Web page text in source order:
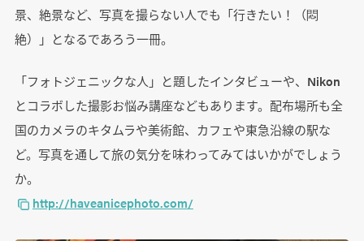
景、絶景など、写真を撮らない人でも「行きたい！（悶
絶）」となるであろう一冊。
「フォトジェニックな人」と題したインタビューや、Nikon
とコラボした撮影お悩み講座などもあります。配布場所も全
国のカメラのキタムラや美術館、カフェや東急沿線の駅な
ど。写真を通して旅の気分を味わってみてはいかがでしょう
か。
http://haveanicephoto.com/